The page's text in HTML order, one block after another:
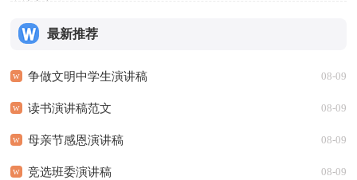
最新推荐
争做文明中学生演讲稿 08-09
读书演讲稿范文 08-09
母亲节感恩演讲稿 08-09
竞选班委演讲稿 08-09